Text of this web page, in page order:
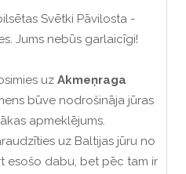
Svētki Pāvilosta -
Jums nebūs garlaicīgi!
uz Akmeņraga
būve nodrošināja jūras
apmeklējums.
uz Baltijas jūru no
esošo dabu, bet pēc tam ir